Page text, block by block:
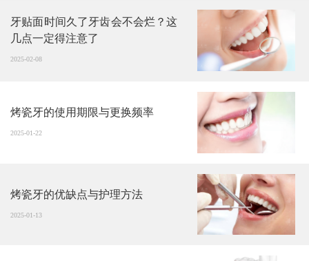
牙贴面时间久了牙齿会不会烂？这
几点一定得注意了
2025-02-08
烤瓷牙的使用期限与更换频率
2025-01-22
烤瓷牙的优缺点与护理方法
2025-01-13